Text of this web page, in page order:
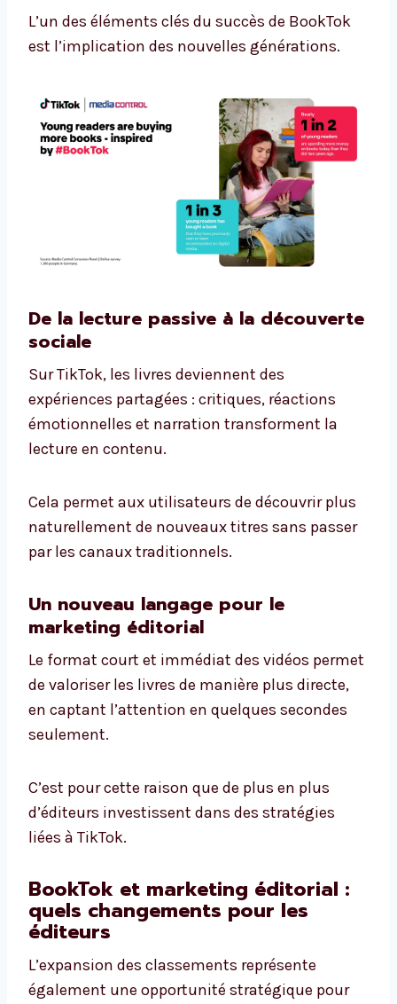
L’un des éléments clés du succès de BookTok
est l’implication des nouvelles générations.
De la lecture passive à la découverte
sociale
Sur TikTok, les livres deviennent des
expériences partagées : critiques, réactions
émotionnelles et narration transforment la
lecture en contenu.
Cela permet aux utilisateurs de découvrir plus
naturellement de nouveaux titres sans passer
par les canaux traditionnels.
Un nouveau langage pour le
marketing éditorial
Le format court et immédiat des vidéos permet
de valoriser les livres de manière plus directe,
en captant l’attention en quelques secondes
seulement.
C’est pour cette raison que de plus en plus
d’éditeurs investissent dans des stratégies
liées à TikTok.
BookTok et marketing éditorial :
quels changements pour les
éditeurs
L’expansion des classements représente
également une opportunité stratégique pour